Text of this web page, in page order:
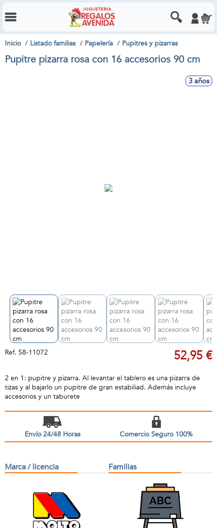
Inicio Listado familias Papelería Pupitres y pizarras
Pupitre pizarra rosa con 16 accesorios 90 cm
3 años
Ref. 58-11072 52,95 €
2 en 1: pupitre y pizarra. Al levantar el tablero es una pizarra de
tizas y al bajarlo un pupitre de gran estabiliad. Además incluye
accesorios y un taburete
Envío 24/48 Horas Comercio Seguro 100%
Marca / licencia Familias